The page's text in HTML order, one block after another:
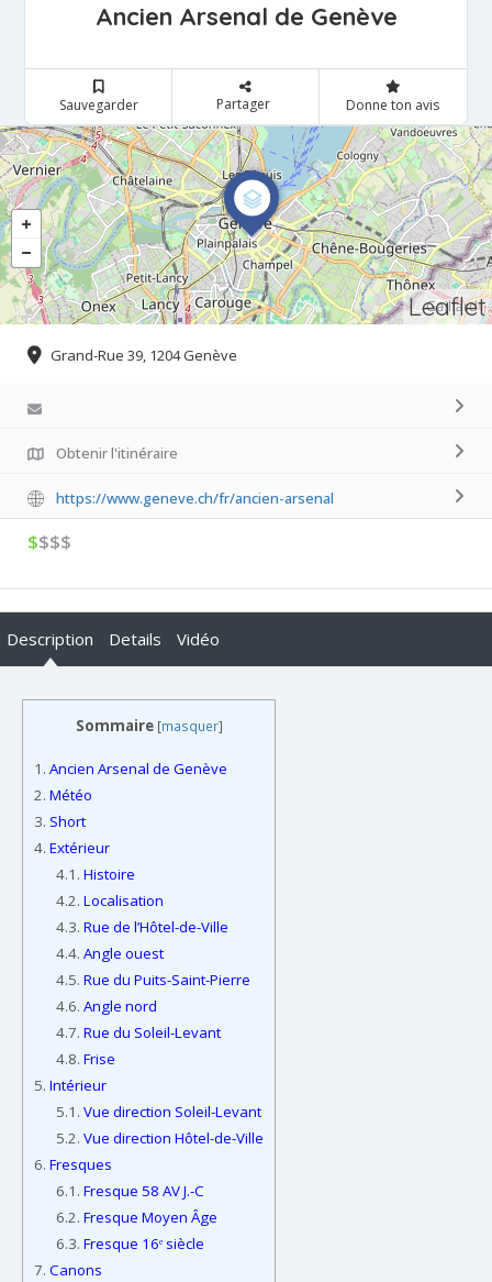
Ancien Arsenal de Genève
Sauvegarder Partager Donne ton avis
Leaflet
Grand-Rue 39, 1204 Genève
Obtenir l'itinéraire
https://www.geneve.ch/fr/ancien-arsenal
$$$$
Description Details Vidéo
Sommaire [masquer]
1. Ancien Arsenal de Genève
2. Météo
3. Short
4. Extérieur
4.1. Histoire
4.2. Localisation
4.3. Rue de l’Hôtel-de-Ville
4.4. Angle ouest
4.5. Rue du Puits-Saint-Pierre
4.6. Angle nord
4.7. Rue du Soleil-Levant
4.8. Frise
5. Intérieur
5.1. Vue direction Soleil-Levant
5.2. Vue direction Hôtel-de-Ville
6. Fresques
6.1. Fresque 58 AV J.-C
6.2. Fresque Moyen Âge
6.3. Fresque 16ᵉ siècle
7. Canons